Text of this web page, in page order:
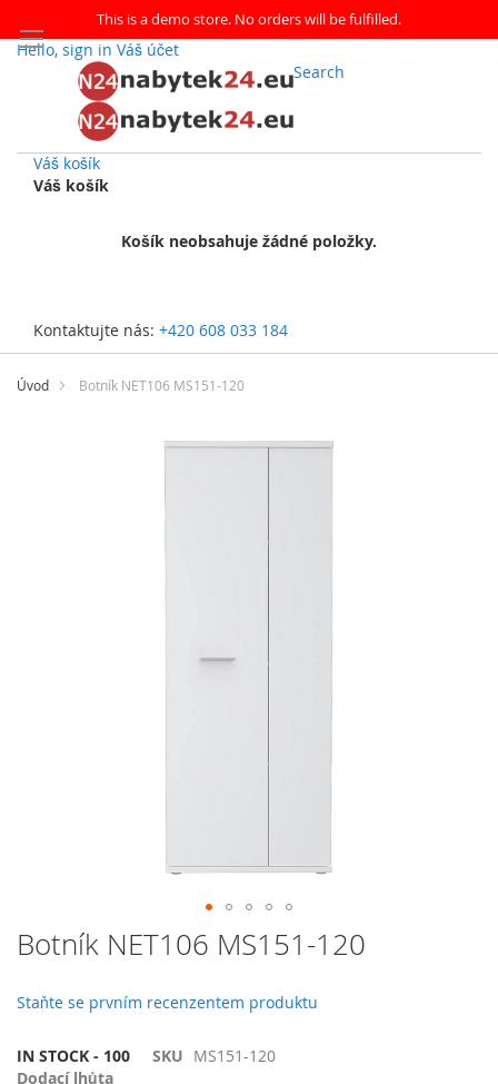
This is a demo store. No orders will be fulfilled.
Hello, sign in Váš účet
Search
Váš košík
Váš košík
Košík neobsahuje žádné položky.
Kontaktujte nás: +420 608 033 184
Přejít
obsah
Úvod Botník NET106 MS151-120
Přeskočit
na
galerie
Botník NET106 MS151-120
Staňte se prvním recenzentem produktu
IN STOCK - 100 SKU MS151-120
Dodací lhůta